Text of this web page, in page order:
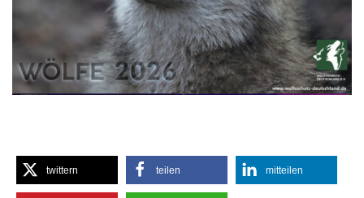
twittern teilen mitteilen